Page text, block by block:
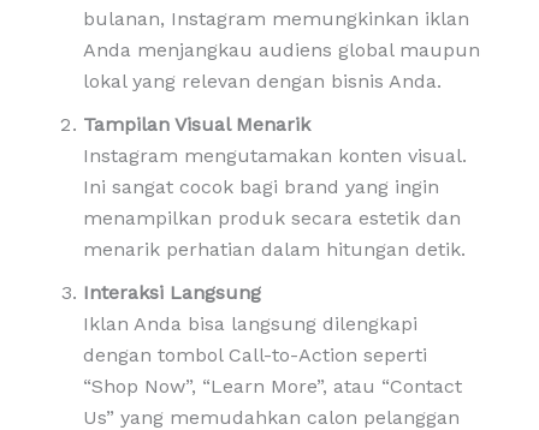
bulanan, Instagram memungkinkan iklan
Anda menjangkau audiens global maupun
lokal yang relevan dengan bisnis Anda.
Tampilan Visual Menarik
Instagram mengutamakan konten visual.
Ini sangat cocok bagi brand yang ingin
menampilkan produk secara estetik dan
menarik perhatian dalam hitungan detik.
Interaksi Langsung
Iklan Anda bisa langsung dilengkapi
dengan tombol Call-to-Action seperti
“Shop Now”, “Learn More”, atau “Contact
Us” yang memudahkan calon pelanggan